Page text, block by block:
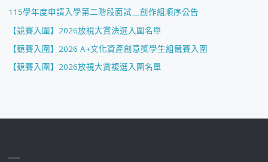
115學年度申請入學第二階段面試＿創作組順序公告
【競賽入圍】2026放視大賞決選入圍名單
【競賽入圍】2026 A+文化資產創意獎學生組競賽入圍
【競賽入圍】2026放視大賞複選入圍名單